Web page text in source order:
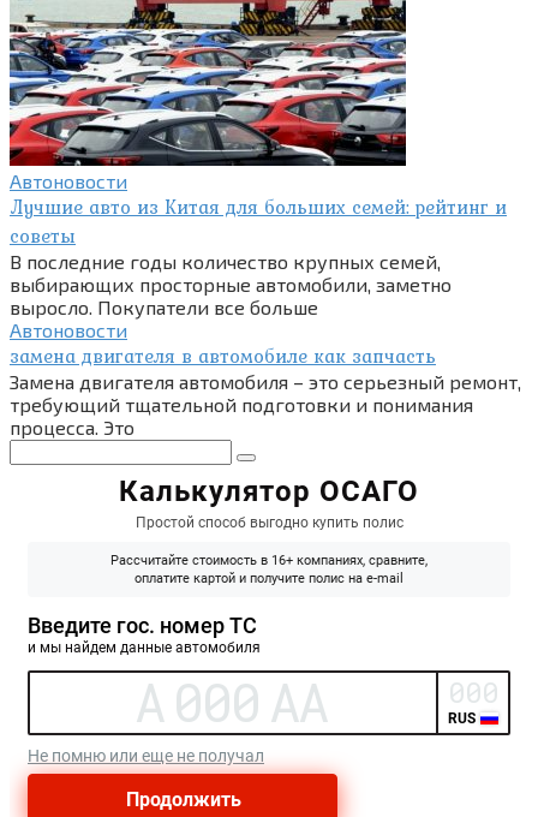
Автоновости
Лучшие авто из Китая для больших семей: рейтинг и
советы
В последние годы количество крупных семей,
выбирающих просторные автомобили, заметно
выросло. Покупатели все больше
Автоновости
замена двигателя в автомобиле как запчасть
Замена двигателя автомобиля – это серьезный ремонт,
требующий тщательной подготовки и понимания
процесса. Это